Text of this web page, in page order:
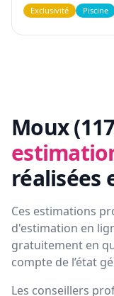
Exclusivité Piscine
Moux
réalisées
Ces estimations
d'estimation en
gratuitement en
compte de l’état
Les conseillers